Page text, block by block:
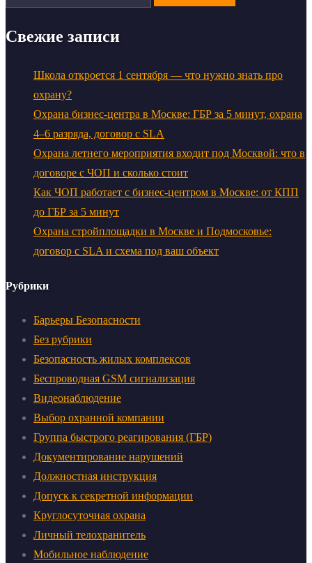
Свежие записи
Школа откроется 1 сентября — что нужно знать про
охрану?
Охрана бизнес-центра в Москве: ГБР за 5 минут, охрана
4–6 разряда, договор с SLA
Охрана летнего мероприятия входит под Москвой: что в
договоре с ЧОП и сколько стоит
Как ЧОП работает с бизнес-центром в Москве: от КПП
до ГБР за 5 минут
Охрана стройплощадки в Москве и Подмосковье:
договор с SLA и схема под ваш объект
Рубрики
Барьеры Безопасности
Без рубрики
Безопасность жилых комплексов
Беспроводная GSM сигнализация
Видеонаблюдение
Выбор охранной компании
Группа быстрого реагирования (ГБР)
Документирование нарушений
Должностная инструкция
Допуск к секретной информации
Круглосуточная охрана
Личный телохранитель
Мобильное наблюдение